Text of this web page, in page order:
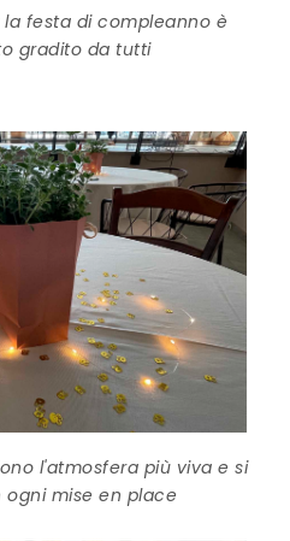
la festa di compleanno è
gradito da tutti
l'atmosfera più viva e si
mise en place